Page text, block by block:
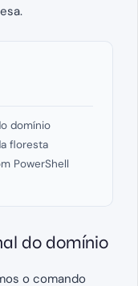
domínio
floresta
PowerShell
do domínio
o comando